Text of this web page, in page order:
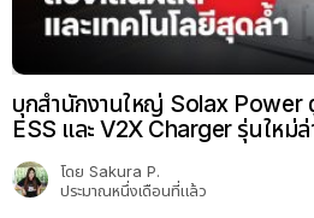
บุกสำนักงานใหญ่ Solax Power
ESS และ V2X Charger รุ่นใหม่
โดย Sakura P.
ประมาณหนึ่งเดือนที่แล้ว